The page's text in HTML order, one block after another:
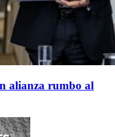
alianza rumbo al